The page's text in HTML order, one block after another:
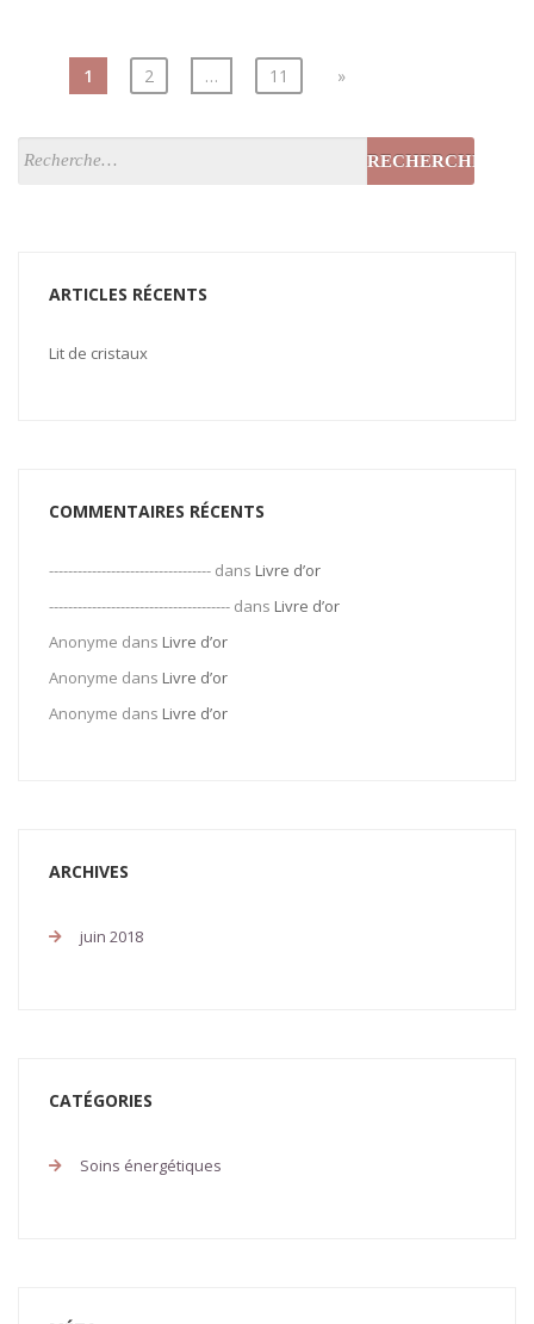
1 2 … 11 »
ARTICLES RÉCENTS
Lit de cristaux
COMMENTAIRES RÉCENTS
---------------------------------- dans Livre d’or
-------------------------------------- dans Livre d’or
Anonyme dans Livre d’or
Anonyme dans Livre d’or
Anonyme dans Livre d’or
ARCHIVES
juin 2018
CATÉGORIES
Soins énergétiques